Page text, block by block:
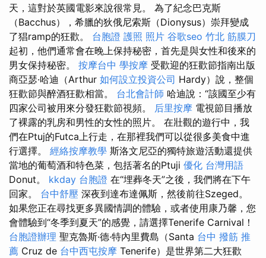
天，這對於英國電影來說很常見。 為了紀念巴克斯
（Bacchus），希臘的狄俄尼索斯（Dionysus）崇拜變成
了猖ramp的狂歡。 台胞證 護照 照片 谷歌seo 竹北 筋膜刀
起初，他們通常會在晚上保持秘密，首先是與女性和後來的
男女保持秘密。 按摩台中 學按摩 受歡迎的狂歡節指南出版
商亞瑟·哈迪（Arthur 如何設立投資公司 Hardy）說，整個
狂歡節與醉酒狂歡相當。 台北會計師 哈迪說：“該國至少有
四家公司被用來分發狂歡節視頻。 后里按摩 電視節目播放
了裸露的乳房和男性的女性的照片。 在壯觀的遊行中，我
們在Ptuj的Futca上行走，在那裡我們可以從很多美食中進
行選擇。 經絡按摩教學 斯洛文尼亞的獨特旅遊活動還提供
當地的葡萄酒和特色菜，包括著名的Ptuji 優化 台灣用語
Donut。 kkday 台胞證 在“埋葬冬天”之後，我們將在下午
回家。 台中舒壓 深夜到達布達佩斯，然後前往Szeged。
如果您正在尋找更多異國情調的體驗，或者使用康乃馨，您
會體驗到“冬季到夏天”的感覺，請選擇Tenerife Carnival！
台胞證辦理 聖克魯斯·德·特內里費島（Santa 台中 撥筋 推
薦 Cruz de 台中西屯按摩 Tenerife）是世界第二大狂歡